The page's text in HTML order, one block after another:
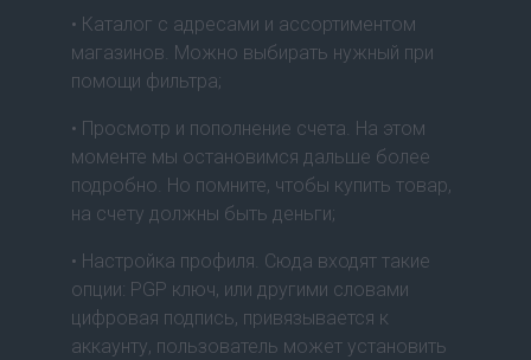
• Каталог с адресами и ассортиментом
магазинов. Можно выбирать нужный при
помощи фильтра;
• Просмотр и пополнение счета. На этом
моменте мы остановимся дальше более
подробно. Но помните, чтобы купить товар,
на счету должны быть деньги;
• Настройка профиля. Сюда входят такие
опции: PGP ключ, или другими словами
цифровая подпись, привязывается к
аккаунту, пользователь может установить